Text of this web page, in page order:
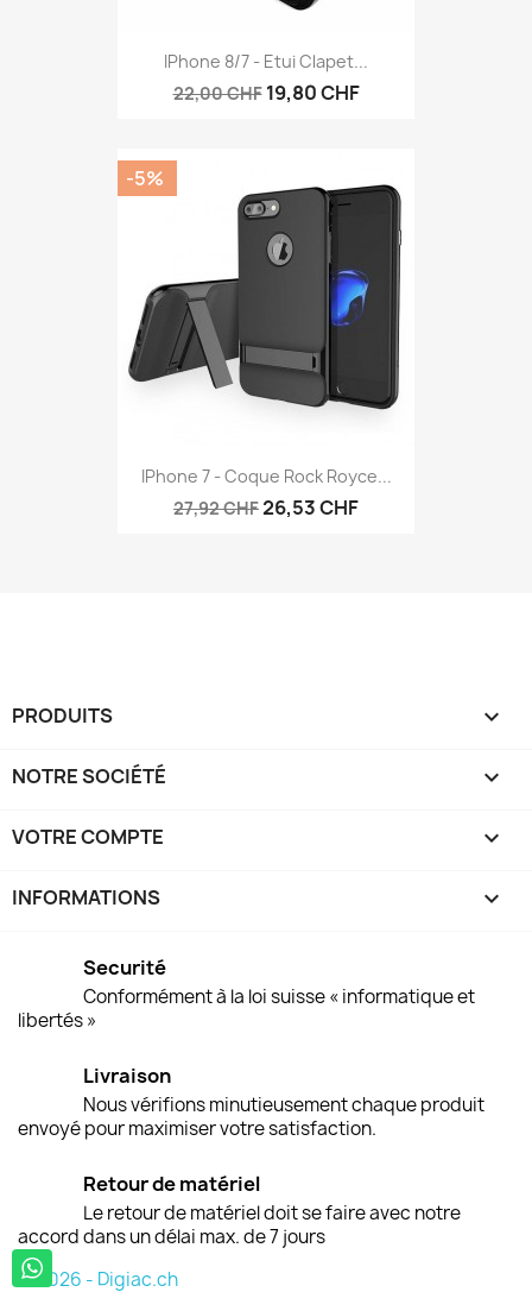
IPhone 8/7 - Etui Clapet...
22,00 CHF 19,80 CHF
IPhone 7 - Coque Rock Royce...
27,92 CHF26,53 CHF
-5%
PRODUITS 
NOTRE SOCIÉTÉ 
VOTRE COMPTE 
INFORMATIONS keyboard_arrow_down
Securité
Conformément à la loi suisse « informatique et
libertés »
Livraison
Nous vérifions minutieusement chaque produit
envoyé pour maximiser votre satisfaction.
Retour de matériel
Le retour de matériel doit se faire avec notre
accord dans un délai max. de 7 jours
© 2026 - Digiac.ch